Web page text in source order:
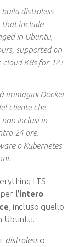
build distroless
that include
in Ubuntu,
supported on
cloud K8s for 12+
immagini Docker
cliente che
inclusi in
24 ore,
o Kubernetes
LTS
l’intero
, incluso quello
Ubuntu.
distrolesso